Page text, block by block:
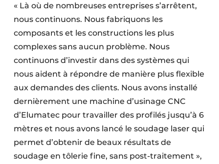
« Là où de nombreuses entreprises s’arrêtent,
nous continuons. Nous fabriquons les
composants et les constructions les plus
complexes sans aucun problème. Nous
continuons d’investir dans des systèmes qui
nous aident à répondre de manière plus flexible
aux demandes des clients. Nous avons installé
dernièrement une machine d’usinage CNC
d’Elumatec pour travailler des profilés jusqu’à 6
mètres et nous avons lancé le soudage laser qui
permet d’obtenir de beaux résultats de
soudage en tôlerie fine, sans post-traitement »,